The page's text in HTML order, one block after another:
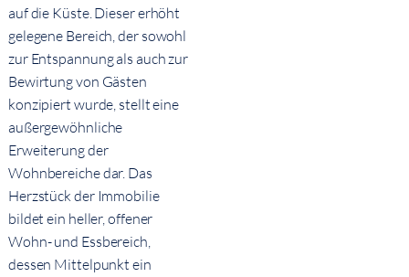
auf die Küste. Dieser erhöht
gelegene Bereich, der sowohl
zur Entspannung als auch zur
Bewirtung von Gästen
konzipiert wurde, stellt eine
außergewöhnliche
Erweiterung der
Wohnbereiche dar. Das
Herzstück der Immobilie
bildet ein heller, offener
Wohn- und Essbereich,
dessen Mittelpunkt ein